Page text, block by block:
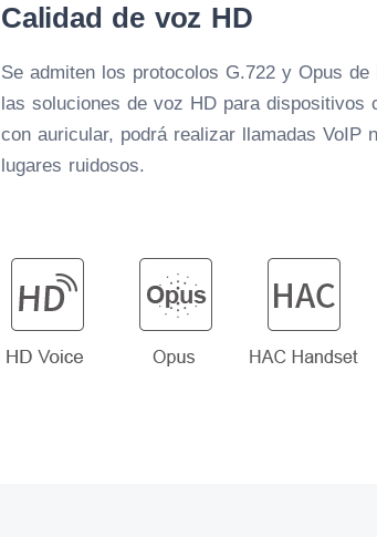
Calidad de voz HD
Se admiten los protocolos G.722 y Opus de
las soluciones de voz HD para dispositivos
con auricular, podrá realizar llamadas VoIP
lugares ruidosos.